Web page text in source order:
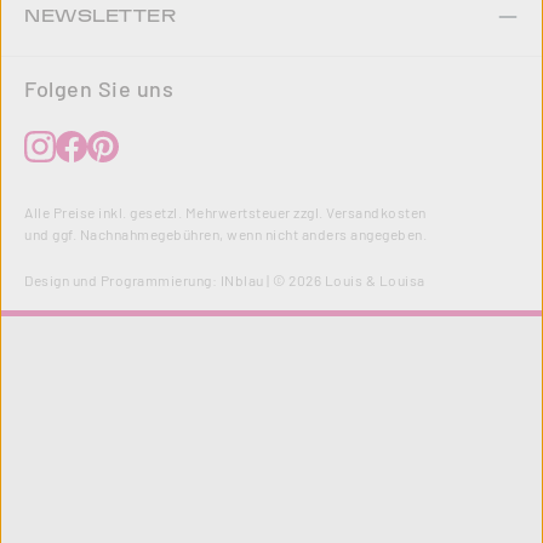
NEWSLETTER
Folgen Sie uns
Alle Preise inkl. gesetzl. Mehrwertsteuer zzgl. Versandkosten
und ggf. Nachnahmegebühren, wenn nicht anders angegeben.
Design und Programmierung: INblau | © 2026 Louis & Louisa